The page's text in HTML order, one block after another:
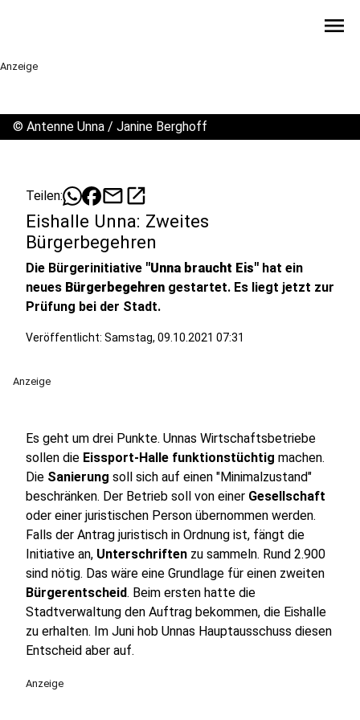
menu
Anzeige
© Antenne Unna / Janine Berghoff
Teilen: mailopen_in_new
Eishalle Unna: Zweites
Bürgerbegehren
Die Bürgerinitiative "Unna braucht Eis" hat ein
neues Bürgerbegehren gestartet. Es liegt jetzt zur
Prüfung bei der Stadt.
Veröffentlicht: Samstag, 09.10.2021 07:31
Anzeige
Es geht um drei Punkte. Unnas Wirtschaftsbetriebe
sollen die Eissport-Halle funktionstüchtig machen.
Die Sanierung soll sich auf einen "Minimalzustand"
beschränken. Der Betrieb soll von einer Gesellschaft
oder einer juristischen Person übernommen werden.
Falls der Antrag juristisch in Ordnung ist, fängt die
Initiative an, Unterschriften zu sammeln. Rund 2.900
sind nötig. Das wäre eine Grundlage für einen zweiten
Bürgerentscheid. Beim ersten hatte die
Stadtverwaltung den Auftrag bekommen, die Eishalle
zu erhalten. Im Juni hob Unnas Hauptausschuss diesen
Entscheid aber auf.
Anzeige